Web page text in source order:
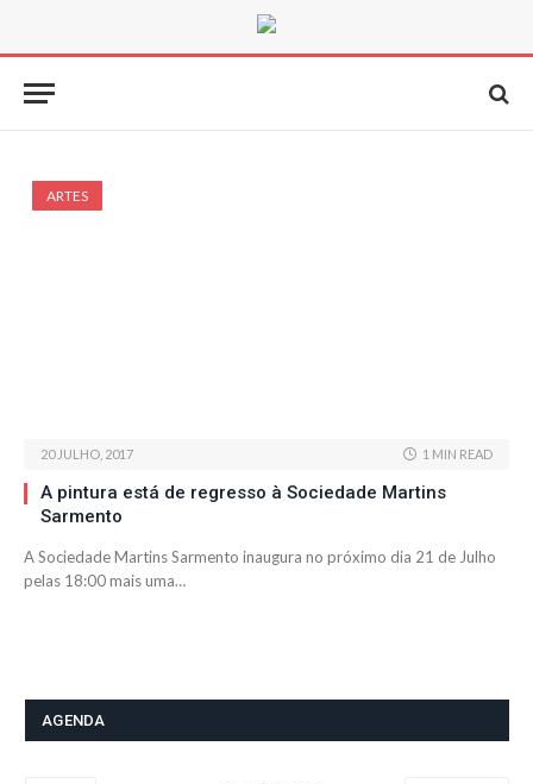
ARTES
20 JULHO, 2017 1 MIN READ
A pintura está de regresso à Sociedade Martins
Sarmento
A Sociedade Martins Sarmento inaugura no próximo dia 21 de Julho
pelas 18:00 mais uma…
AGENDA